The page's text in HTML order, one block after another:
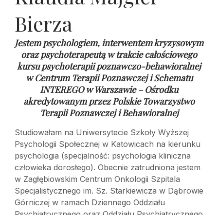
Bierza
Jestem psychologiem, interwentem kryzysowym
oraz psychoterapeutą w trakcie całościowego
kursu psychoterapii poznawczo-behawioralnej
wCentrum Terapii Poznawczej i Schematu
INTEREGO w Warszawie – Ośrodku
akredytowanym przez Polskie Towarzystwo
Terapii Poznawczej i Behawioralnej
Studiowałam na Uniwersytecie Szkoły Wyższej
Psychologii Społecznej w Katowicach na kierunku
psychologia (specjalność: psychologia kliniczna
człowieka dorosłego). Obecnie zatrudniona jestem
w Zagłębiowskim Centrum Onkologii Szpitala
Specjalistycznego im. Sz. Starkiewicza w Dąbrowie
Górniczej w ramach Dziennego Oddziału